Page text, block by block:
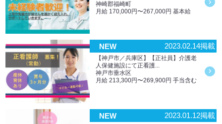
神崎郡福崎町
月給 170,000円〜267,000円 基本給
NEW 2023.02.14掲載
【神戸市／兵庫区】【正社員】介護老
人保健施設にて正看護...
神戸市垂水区
月給 213,300円〜269,900円 手当含む
NEW 2023.01.12掲載